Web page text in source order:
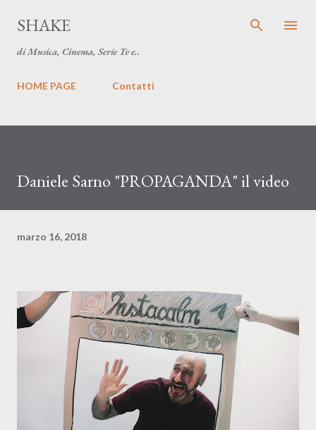
SHAKE
di Musica, Cinema, Serie Tv e..
HOME PAGE Contatti
Daniele Sarno "PROPAGANDA" il video
marzo 16, 2018